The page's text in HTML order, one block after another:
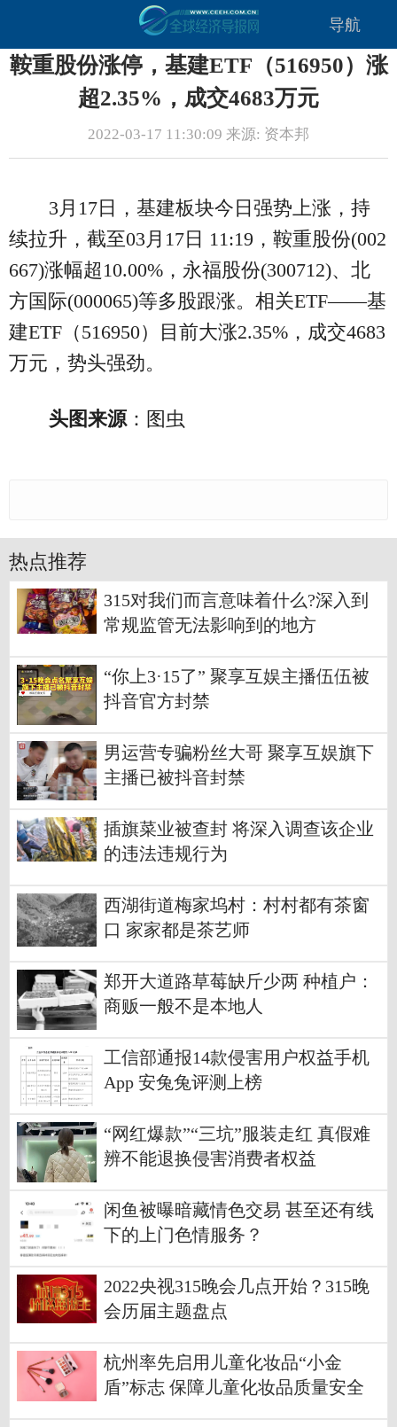
导航
鞍重股份涨停，基建ETF（516950）涨
超2.35%，成交4683万元
2022-03-17 11:30:09 来源: 资本邦
3月17日，基建板块今日强势上涨，持
续拉升，截至03月17日 11:19，鞍重股份(002
667)涨幅超10.00%，永福股份(300712)、北
方国际(000065)等多股跟涨。相关ETF——基
建ETF（516950）目前大涨2.35%，成交4683
万元，势头强劲。
头图来源：图虫
热点推荐
315对我们而言意味着什么?深入到
常规监管无法影响到的地方
“你上3·15了” 聚享互娱主播伍伍被
抖音官方封禁
男运营专骗粉丝大哥 聚享互娱旗下
主播已被抖音封禁
插旗菜业被查封 将深入调查该企业
的违法违规行为
西湖街道梅家坞村：村村都有茶窗
口 家家都是茶艺师
郑开大道路草莓缺斤少两 种植户：
商贩一般不是本地人
工信部通报14款侵害用户权益手机
App 安兔兔评测上榜
“网红爆款”“三坑”服装走红 真假难
辨不能退换侵害消费者权益
闲鱼被曝暗藏情色交易 甚至还有线
下的上门色情服务？
2022央视315晚会几点开始？315晚
会历届主题盘点
杭州率先启用儿童化妆品“小金
盾”标志 保障儿童化妆品质量安全